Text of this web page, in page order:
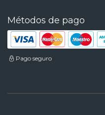
Métodos de pago
Pago seguro